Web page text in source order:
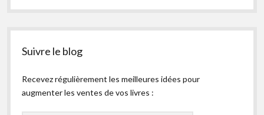
Suivre le blog
Recevez régulièrement les meilleures idées pour
augmenter les ventes de vos livres :